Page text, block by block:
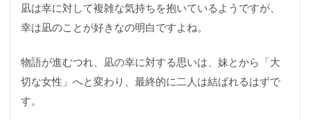
凪は幸に対して複雑な気持ちを抱いているようですが、
幸は凪のことが好きなの明白ですよね。
物語が進むつれ、凪の幸に対する思いは、妹とから「大
切な女性」へと変わり、最終的に二人は結ばれるはずで
す。